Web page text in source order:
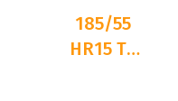
185/55
HR15 TL